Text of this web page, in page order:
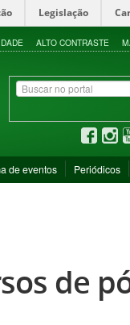
Legislação
ALTO CONTRASTE
de eventos Periódicos
de